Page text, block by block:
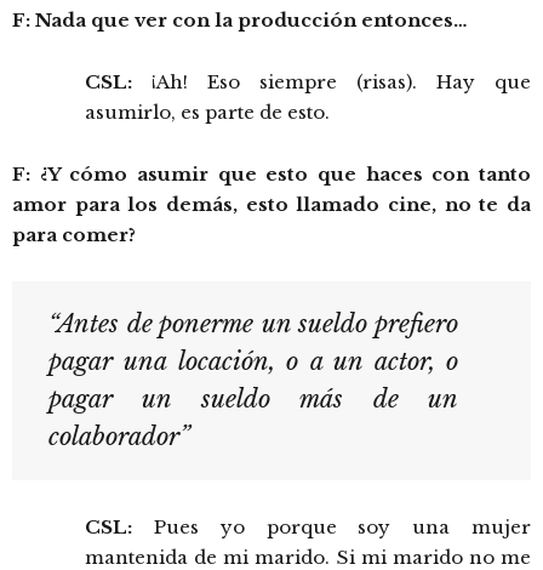
F: Nada que ver con la producción entonces…
CSL: ¡Ah! Eso siempre (risas). Hay que
asumirlo, es parte de esto.
F: ¿Y cómo asumir que esto que haces con tanto
amor para los demás, esto llamado cine, no te da
para comer?
“Antes de ponerme un sueldo prefiero
pagar una locación, o a un actor, o
pagar un sueldo más de un
colaborador”
CSL: Pues yo porque soy una mujer
mantenida de mi marido. Si mi marido no me